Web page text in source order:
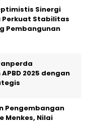
Sinergi
Perkuat Stabilitas
Pembangunan
2025 dengan
Pengembangan
Menkes, Nilai